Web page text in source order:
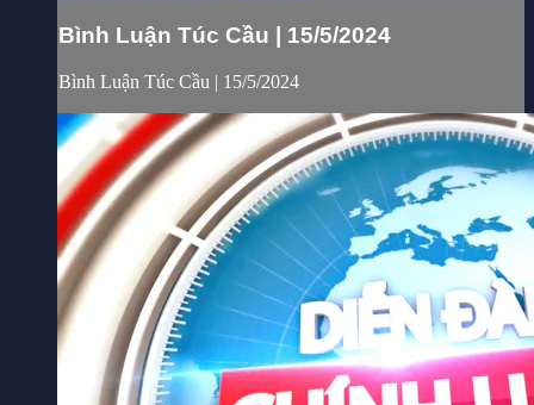
Bình Luận Túc Cầu | 15/5/2024
Bình Luận Túc Cầu | 15/5/2024